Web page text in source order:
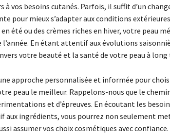
à vos besoins cutanés. Parfois, il suffit d’un
pour mieux s’adapter aux conditions
été ou des crèmes riches en hiver, votre peau
l’année. En étant attentif aux évolutions
votre beauté et la santé de votre peau à long
approche personnalisée et informée pour
peau le meilleur. Rappelons-nous que le
et d’épreuves. En écoutant les
ingrédients, vous pourrez non seulement
assumer vos choix cosmétiques avec confiance.